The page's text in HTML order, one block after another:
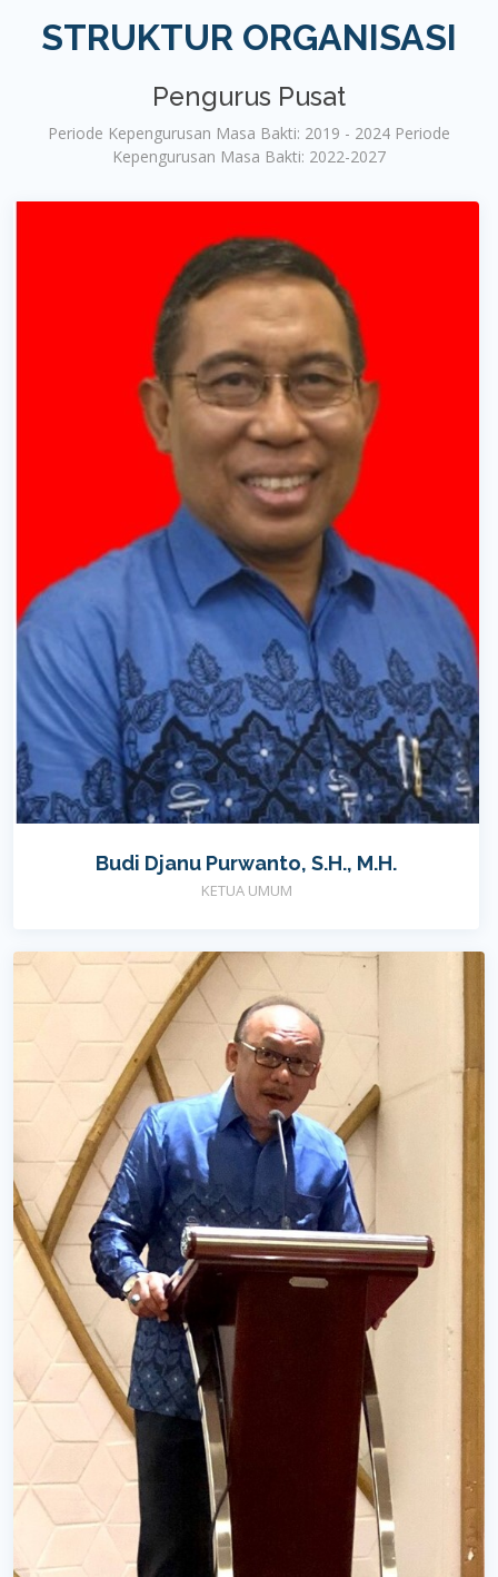
STRUKTUR ORGANISASI
Pengurus Pusat
Periode Kepengurusan Masa Bakti: 2019 - 2024 Periode
Kepengurusan Masa Bakti: 2022-2027
Budi Djanu Purwanto, S.H., M.H.
KETUA UMUM